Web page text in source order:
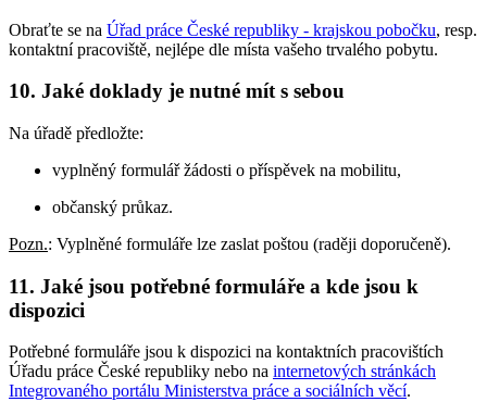
Obraťte se na Úřad práce České republiky - krajskou pobočku, resp.
kontaktní pracoviště, nejlépe dle místa vašeho trvalého pobytu.
10. Jaké doklady je nutné mít s sebou
Na úřadě předložte:
vyplněný formulář žádosti o příspěvek na mobilitu,
občanský průkaz.
Pozn.: Vyplněné formuláře lze zaslat poštou (raději doporučeně).
11. Jaké jsou potřebné formuláře a kde jsou k
dispozici
Potřebné formuláře jsou k dispozici na kontaktních pracovištích
Úřadu práce České republiky nebo na internetových stránkách
Integrovaného portálu Ministerstva práce a sociálních věcí.